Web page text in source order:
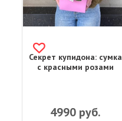
Секрет купидона: сумка
с красными розами
4990 руб.